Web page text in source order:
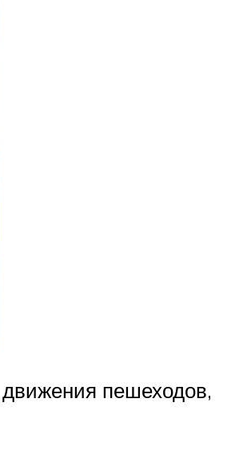
пешеходов,